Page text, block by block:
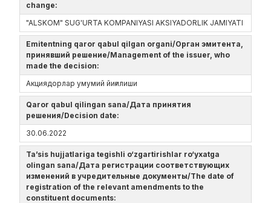
change:
"ALSKOM" SUG'URTA KOMPANIYASI AKSIYADORLIK JAMIYATI
Emitentning qaror qabul qilgan organi/Орган эмитента,
принявший решение/Management of the issuer, who
made the decision:
Акциядорлар умумий йиғилиши
Qaror qabul qilingan sana/Дата принятия
решения/Decision date:
30.06.2022
Ta’sis hujjatlariga tegishli o‘zgartirishlar ro‘yxatga
olingan sana/Дата регистрации соответствующих
изменений в учредительные документы/The date of
registration of the relevant amendments to the
constituent documents: